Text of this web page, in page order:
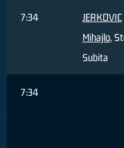
7:34
JERKOVIC
Mihajlo,
Subita
7:34